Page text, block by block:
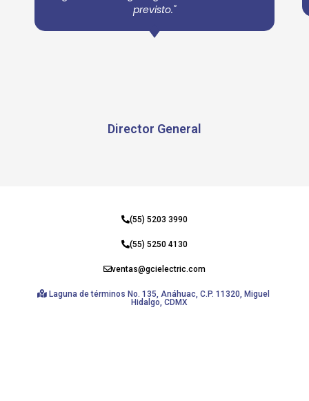
previsto."
Director General
(55) 5203 3990
(55) 5250 4130
ventas@gcielectric.com
Laguna de términos No. 135, Anáhuac, C.P. 11320, Miguel
Hidalgo, CDMX